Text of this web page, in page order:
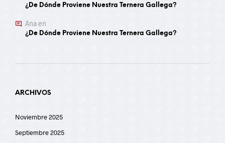
¿De Dónde Proviene Nuestra Ternera Gallega?
Anaen
¿De Dónde Proviene Nuestra Ternera Gallega?
ARCHIVOS
Noviembre 2025
Septiembre 2025